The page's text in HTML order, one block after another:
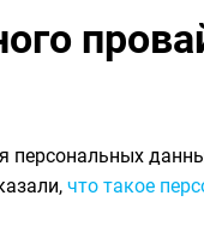
персональных
что такое